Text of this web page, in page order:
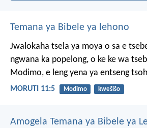
Temana ya Bibele ya lehono
Jwalokaha tsela ya moya o sa e
ngwana ka popelong, o ke ke wa
Modimo, e leng yena ya entseng
MORUTI 11:5 Modimo kwešišo
Amogela Temana ya Bibele ya